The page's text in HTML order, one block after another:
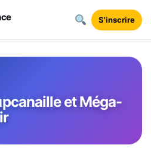
S'inscrire
et Méga-